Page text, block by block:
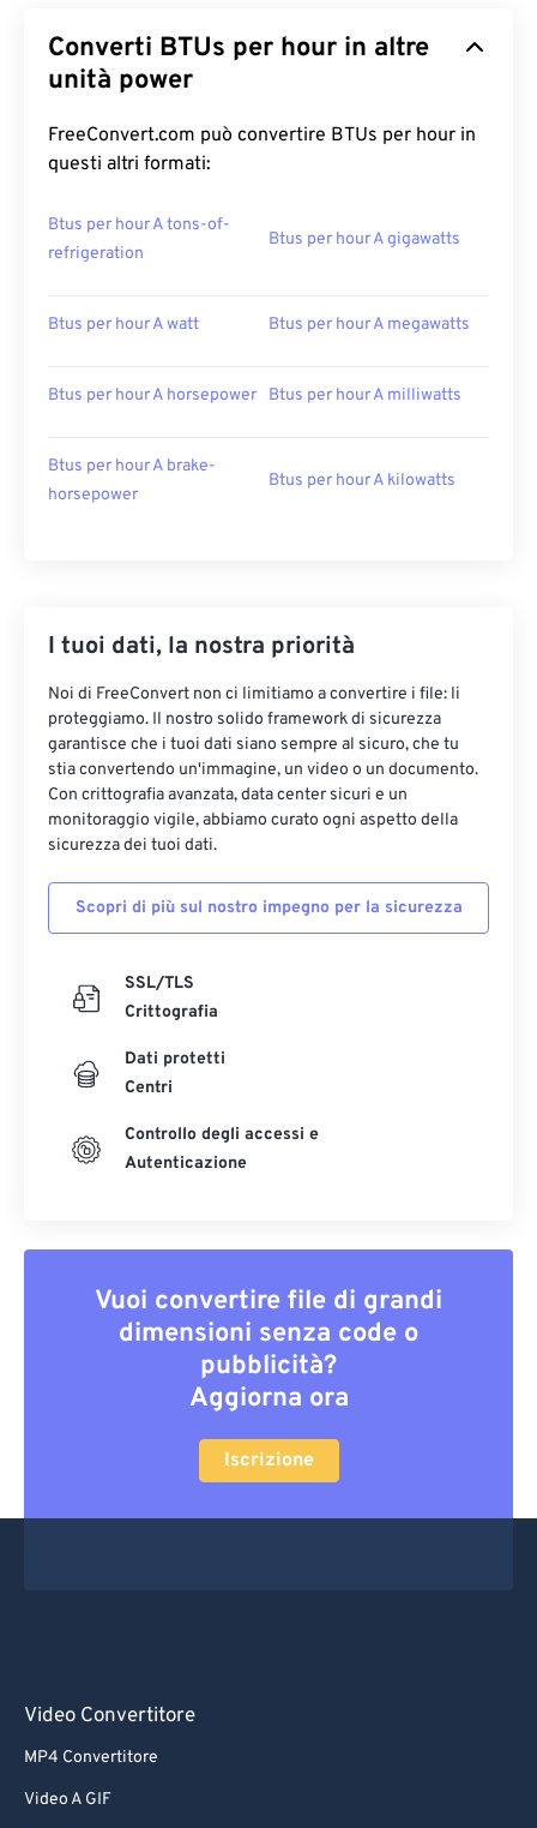
Converti BTUs per hour in altre
unità power
FreeConvert.com può convertire BTUs per hour in
questi altri formati:
Btus per hour A tons-of-
refrigeration
Btus per hour A gigawatts
Btus per hour A watt Btus per hour A megawatts
Btus per hour A horsepower Btus per hour A milliwatts
Btus per hour A brake-
horsepower
Btus per hour A kilowatts
I tuoi dati, la nostra priorità
Noi di FreeConvert non ci limitiamo a convertire i file: li
proteggiamo. Il nostro solido framework di sicurezza
garantisce che i tuoi dati siano sempre al sicuro, che tu
stia convertendo un'immagine, un video o un documento.
Con crittografia avanzata, data center sicuri e un
monitoraggio vigile, abbiamo curato ogni aspetto della
sicurezza dei tuoi dati.
Scopri di più sul nostro impegno per la sicurezza
SSL/TLS
Crittografia
Dati protetti
Centri
Controllo degli accessi e
Autenticazione
Vuoi convertire file di grandi
dimensioni senza code o
pubblicità?
Aggiorna ora
Iscrizione
Video Convertitore
MP4 Convertitore
Video A GIF